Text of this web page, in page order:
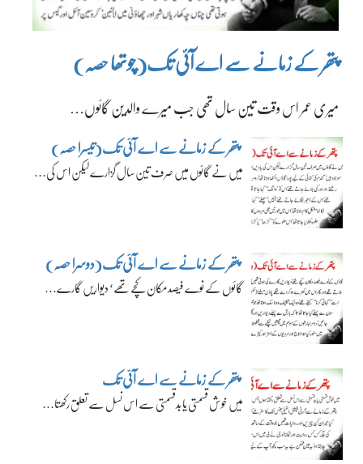
پتھر کے زمانے سے اے آئی تک(چوتھا حصہ)
میری عمر اس وقت تین سال تھی جب میرے والدین گائوں…
پتھر کے زمانے سے اے آئی تک(تیسرا حصہ)
میں نے گائوں میں صرف تین سال گزارے لیکن اس کی…
پتھر کے زمانے سے اے آئی تک(دوسرا حصہ)
گائوں کے نوے فیصد مکان کچے تھے‘ دیواریں گارے…
پتھر کے زمانے سے اے آئی تک
میں خوش قسمتی یا بدقسمتی سے اس نسل سے تعلق رکھتا…